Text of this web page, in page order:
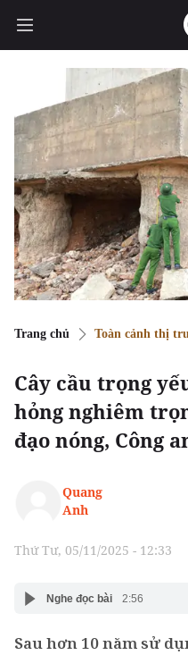
Trang chủ Toàn cảnh thị
Cây cầu trọng
hỏng nghiêm
đạo nóng, Công
Quang
Anh
Thứ Tư, 05/11/2025 - 12:33
Nghe đọc bài 2:56
Sau hơn 10 năm sử